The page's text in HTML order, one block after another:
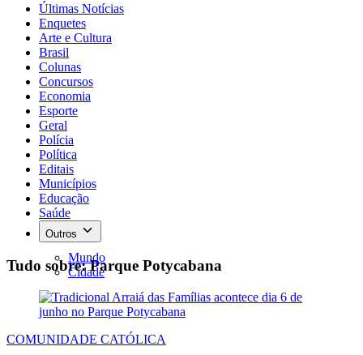
Últimas Notícias
Enquetes
Arte e Cultura
Brasil
Colunas
Concursos
Economia
Esporte
Geral
Polícia
Política
Editais
Municípios
Educação
Saúde
Outros
Mundo
Cidade
Tudo sobre: Parque Potycabana
COMUNIDADE CATÓLICA